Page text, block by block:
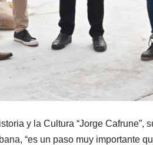
y la Cultura “Jorge
“es un paso muy importante